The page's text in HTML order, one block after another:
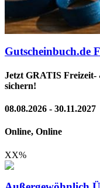
Gutscheinbuch.de
Jetzt GRATIS Freizeit-
sichern!
08.08.2026 - 30.11.2027
Online, Online
XX%